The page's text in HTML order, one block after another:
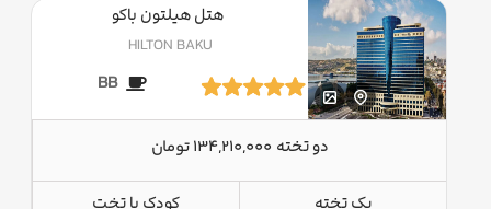
هتل هیلتون باکو
HILTON BAKU
BB
دو تخته 134,210,000 تومان
یک تخته کودک با تخت